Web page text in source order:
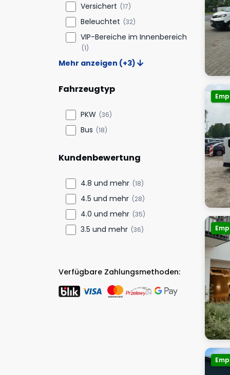
Versichert (17)
Beleuchtet (32)
VIP-Bereiche im Innenbereich
(1)
Mehr anzeigen (+3)
Fahrzeugtyp
PKW (36)
Bus (18)
Kundenbewertung
4.8 und mehr (18)
4.5 und mehr (28)
4.0 und mehr (35)
3.5 und mehr (36)
Verfügbare Zahlungsmethoden: